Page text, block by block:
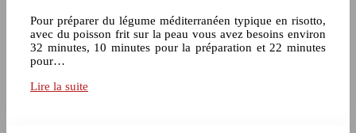
Pour préparer du légume méditerranéen typique en risotto,
avec du poisson frit sur la peau vous avez besoins environ
32 minutes, 10 minutes pour la préparation et 22 minutes
pour…
Lire la suite